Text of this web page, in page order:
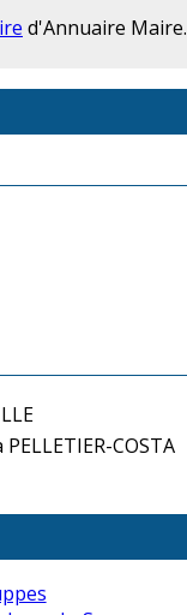
d'Annuaire Maire.
COSTA